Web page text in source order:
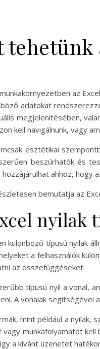
tehetünk
az
adatokat
megjelenítésében,
kell navigálnunk, vagy
esztétikai
beszúrhatók és
hozzájárulhat ahhoz, hogy
bemutatja az
nyilak
különböző típusú nyilak
a felhasználók
az összefüggéseket.
típusú nyíl a vonal,
A vonalak segítségével
mint például a nyilak,
munkafolyamatot kell
a kívánt üzenetet